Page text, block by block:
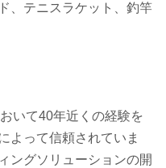
、テニスラケット、釣竿
いて40年近くの経験を
よって信頼されていま
ングソリューションの開